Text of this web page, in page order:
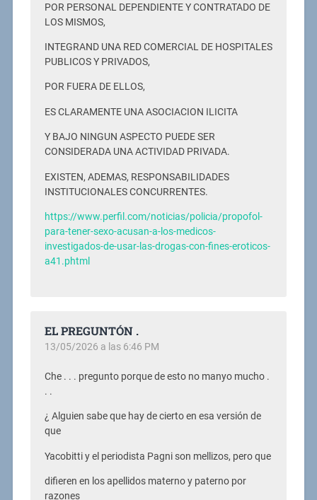
POR PERSONAL DEPENDIENTE Y CONTRATADO DE
LOS MISMOS,
INTEGRAND UNA RED COMERCIAL DE HOSPITALES
PUBLICOS Y PRIVADOS,
POR FUERA DE ELLOS,
ES CLARAMENTE UNA ASOCIACION ILICITA
Y BAJO NINGUN ASPECTO PUEDE SER
CONSIDERADA UNA ACTIVIDAD PRIVADA.
EXISTEN, ADEMAS, RESPONSABILIDADES
INSTITUCIONALES CONCURRENTES.
https://www.perfil.com/noticias/policia/propofol-
para-tener-sexo-acusan-a-los-medicos-
investigados-de-usar-las-drogas-con-fines-eroticos-
a41.phtml
EL PREGUNTÓN .
13/05/2026 a las 6:46 PM
Che . . . pregunto porque de esto no manyo mucho .
. .
¿ Alguien sabe que hay de cierto en esa versión de
que
Yacobitti y el periodista Pagni son mellizos, pero que
difieren en los apellidos materno y paterno por
razones